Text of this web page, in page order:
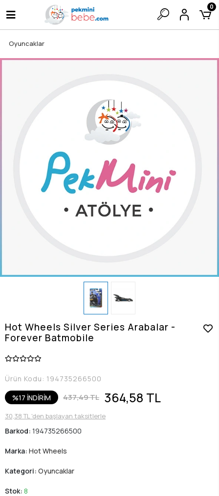
0
Oyuncaklar
Hot Wheels Silver Series Arabalar -
Forever Batmobile
Ürün Kodu: 194735266500
%17 İNDİRİM 437,49 TL 364,58 TL
30,38 TL 'den başlayan taksitlerle
Barkod: 194735266500
Marka: Hot Wheels
Kategori: Oyuncaklar
Stok: 8